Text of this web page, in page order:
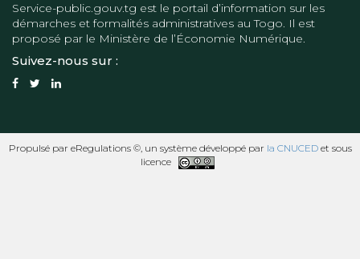
Service-public.gouv.tg est le portail d’information sur les
démarches et formalités administratives au Togo. Il est
proposé par le Ministère de l’Économie Numérique.
Suivez-nous sur :
Propulsé par eRegulations ©, un système développé par la CNUCEDet sous
licence